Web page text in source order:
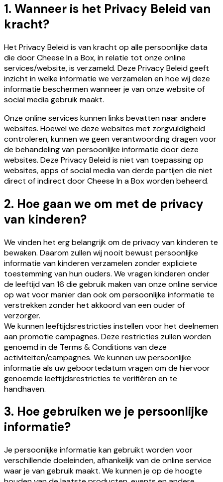
1. Wanneer is het Privacy Beleid van
kracht?
Het Privacy Beleid is van kracht op alle persoonlijke data
die door Cheese In a Box, in relatie tot onze online
services/website, is verzameld. Deze Privacy Beleid geeft
inzicht in welke informatie we verzamelen en hoe wij deze
informatie beschermen wanneer je van onze website of
social media gebruik maakt.
Onze online services kunnen links bevatten naar andere
websites. Hoewel we deze websites met zorgvuldigheid
controleren, kunnen we geen verantwoording dragen voor
de behandeling van persoonlijke informatie door deze
websites. Deze Privacy Beleid is niet van toepassing op
websites, apps of social media van derde partijen die niet
direct of indirect door Cheese In a Box worden beheerd.
2. Hoe gaan we om met de privacy
van kinderen?
We vinden het erg belangrijk om de privacy van kinderen te
bewaken. Daarom zullen wij nooit bewust persoonlijke
informatie van kinderen verzamelen zonder expliciete
toestemming van hun ouders. We vragen kinderen onder
de leeftijd van 16 die gebruik maken van onze online service
op wat voor manier dan ook om persoonlijke informatie te
verstrekken zonder het akkoord van een ouder of
verzorger.
We kunnen leeftijdsrestricties instellen voor het deelnemen
aan promotie campagnes. Deze restricties zullen worden
genoemd in de Terms & Conditions van deze
activiteiten/campagnes. We kunnen uw persoonlijke
informatie als uw geboortedatum vragen om de hiervoor
genoemde leeftijdsrestricties te verifiëren en te
handhaven.
3. Hoe gebruiken we je persoonlijke
informatie?
Je persoonlijke informatie kan gebruikt worden voor
verschillende doeleinden, afhankelijk van de online service
waar je van gebruik maakt. We kunnen je op de hoogte